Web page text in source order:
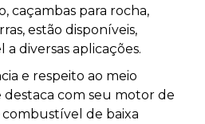
caçambas para rocha,
estão disponíveis,
diversas aplicações.
e respeito ao meio
destaca com seu motor de
de baixa